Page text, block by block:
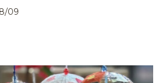
09